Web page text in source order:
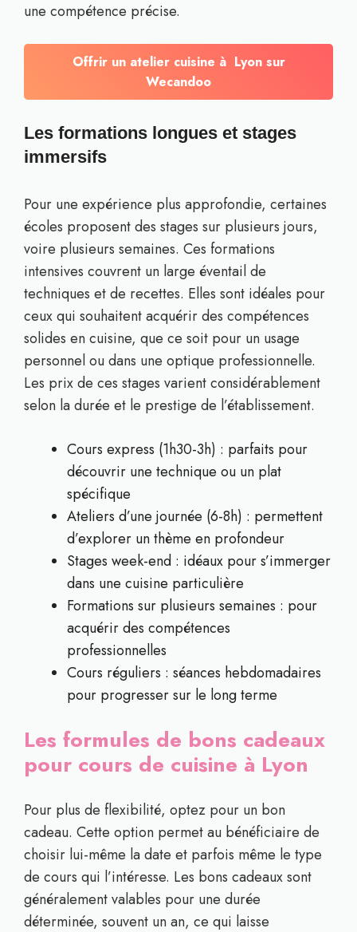
une compétence précise.
Offrir un atelier cuisine à Lyon sur
Wecandoo
Les formations longues et stages
immersifs
Pour une expérience plus approfondie, certaines
écoles proposent des stages sur plusieurs jours,
voire plusieurs semaines. Ces formations
intensives couvrent un large éventail de
techniques et de recettes. Elles sont idéales pour
ceux qui souhaitent acquérir des compétences
solides en cuisine, que ce soit pour un usage
personnel ou dans une optique professionnelle.
Les prix de ces stages varient considérablement
selon la durée et le prestige de l’établissement.
Cours express (1h30-3h) : parfaits pour
découvrir une technique ou un plat
spécifique
Ateliers d’une journée (6-8h) : permettent
d’explorer un thème en profondeur
Stages week-end : idéaux pour s’immerger
dans une cuisine particulière
Formations sur plusieurs semaines : pour
acquérir des compétences
professionnelles
Cours réguliers : séances hebdomadaires
pour progresser sur le long terme
Les formules de bons cadeaux
pour cours de cuisine à Lyon
Pour plus de flexibilité, optez pour un bon
cadeau. Cette option permet au bénéficiaire de
choisir lui-même la date et parfois même le type
de cours qui l’intéresse. Les bons cadeaux sont
généralement valables pour une durée
déterminée, souvent un an, ce qui laisse